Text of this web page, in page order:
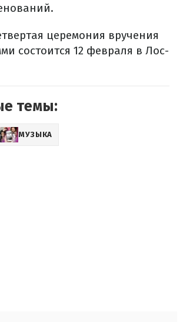
церемония вручения
состоится 12 февраля в Лос-
темы:
МУЗЫКА